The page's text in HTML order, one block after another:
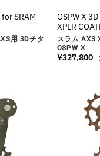
SRAM
用 3Dチタ
OSPW X
XPLR
スラム AXS
OSPW X
¥327,800